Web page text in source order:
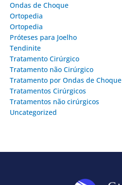
Ondas de Choque
Ortopedia
Ortopedia
Próteses para Joelho
Tendinite
Tratamento Cirúrgico
Tratamento não Cirúrgico
Tratamento por Ondas de Choque
Tratamentos Cirúrgicos
Tratamentos não cirúrgicos
Uncategorized